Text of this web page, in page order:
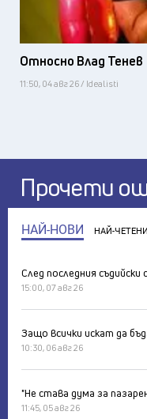
Относно Влад Тенев
11:50, 04 авг 26 / Idealisti
Прочети
НАЙ-НОВИ НАЙ-ЧЕТЕНИ
След последния съдийски
15:00, 07 авг 26
Защо всички искат да
10:30, 06 авг 26
"Не става дума за
11:45, 05 авг 26